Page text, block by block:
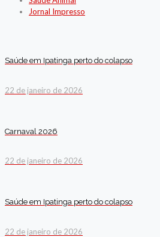
Jornal Impresso
Saúde em Ipatinga perto do colapso
22 de janeiro de 2026
Carnaval 2026
22 de janeiro de 2026
Saúde em Ipatinga perto do colapso
22 de janeiro de 2026